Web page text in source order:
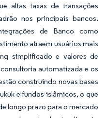
altas taxas de transações
nos principais bancos.
de Banco como
atraem usuários mais
simplificado e valores de
automatizada e os
construindo novas bases
e fundos islâmicos, o que
longo prazo para o mercado